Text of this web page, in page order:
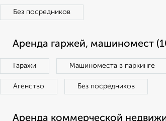
Без посредников
Аренда гаржей, машиномест
Гаражи Машиноместа в паркинге
Агенство Без посредников
Аренда коммерческой